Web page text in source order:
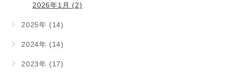
2026年1月 (2)
2025年 (14)
2024年 (14)
2023年 (17)